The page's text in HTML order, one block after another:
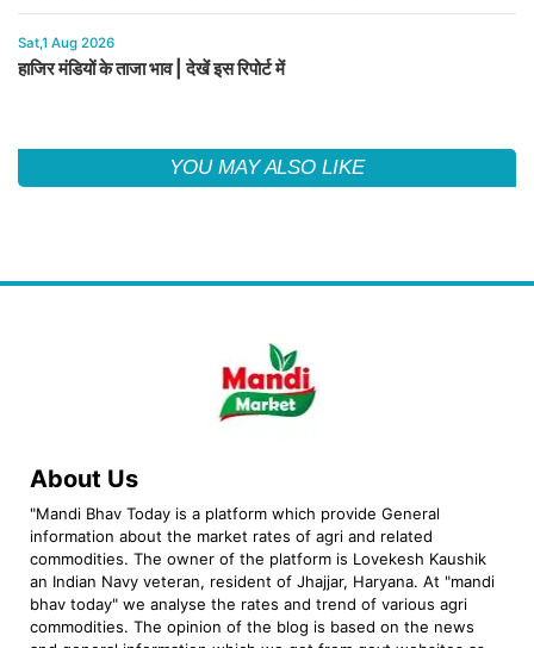
Sat,1 Aug 2026
हाजिर मंडियों के ताजा भाव | देखें इस रिपोर्ट में
YOU MAY ALSO LIKE
About Us
"Mandi Bhav Today is a platform which provide General
information about the market rates of agri and related
commodities. The owner of the platform is Lovekesh Kaushik
an Indian Navy veteran, resident of Jhajjar, Haryana. At "mandi
bhav today" we analyse the rates and trend of various agri
commodities. The opinion of the blog is based on the news